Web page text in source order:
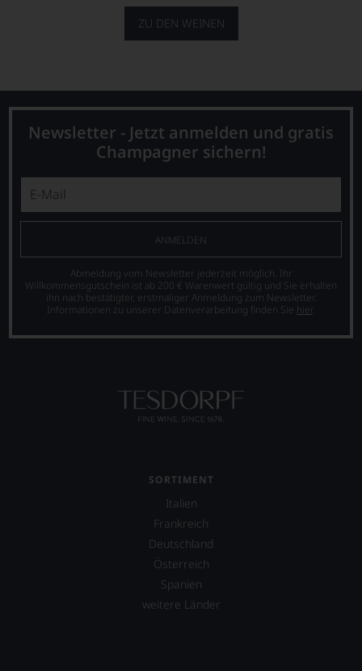
ZU DEN WEINEN
Newsletter - Jetzt anmelden und gratis
Champagner sichern!
ANMELDEN
Abmeldung vom Newsletter jederzeit möglich. Ihr
Willkommensgutschein ist ab 200 € Warenwert gültig und Sie erhalten
ihn nach bestätigter, erstmaliger Anmeldung zum Newsletter.
Informationen zu unserer Datenverarbeitung finden Sie hier.
SORTIMENT
Italien
Frankreich
Deutschland
Österreich
Spanien
weitere Länder